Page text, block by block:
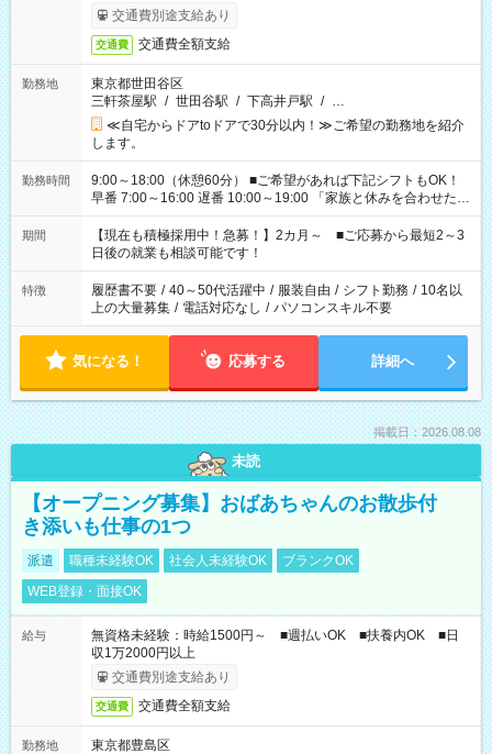
交通費別途支給あり
交通費 交通費全額支給
勤務地
東京都世田谷区
三軒茶屋駅 / 世田谷駅 / 下高井戸駅 / …
≪自宅からドアtoドアで30分以内！≫ご希望の勤務地を紹介
します。
勤務時間
9:00～18:00（休憩60分） ■ご希望があれば下記シフトもOK！
早番 7:00～16:00 遅番 10:00～19:00 「家族と休みを合わせた
い」 「余裕を持って夕飯の準備がしたい」 「できれば残業はし
たくない」 など、ご希望を教えてくださいね。 ※Wワーク希望
の方へ 今ご覧のお仕事で希望する勤務時間と、もう1つのお仕事
の勤務時間。 合計で週40時間を超える場合は応募できません。
期間
【現在も積極採用中！急募！】2カ月～ ■ご応募から最短2～3
日後の就業も相談可能です！
特徴 履歴書不要 / 40～50代活躍中 / 服装自由 / シフト勤務 / 10名以
上の大量募集 / 電話対応なし / パソコンスキル不要
気になる！ 応募する 詳細へ
掲載日：2026.08.08
未読
【オープニング募集】おばあちゃんのお散歩付
き添いも仕事の1つ
派遣 職種未経験OK 社会人未経験OK
ブランクOK
WEB登録・面接OK
給与
無資格未経験：時給1500円～ ■週払いOK ■扶養内OK ■日
収1万2000円以上
交通費別途支給あり
交通費 交通費全額支給
勤務地
東京都豊島区